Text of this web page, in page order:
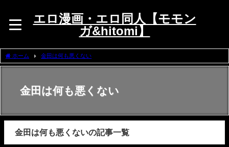
エロ漫画・エロ同人【モモン
ガ&hitomi】
ホーム 金田は何も悪くない
金田は何も悪くない
金田は何も悪くないの記事一覧